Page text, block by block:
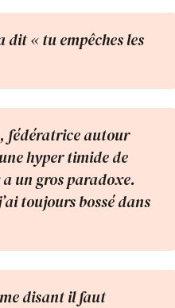
dit « tu empêches les
fédératrice autour
hyper timide de
un gros paradoxe.
toujours bossé dans
me disant il faut